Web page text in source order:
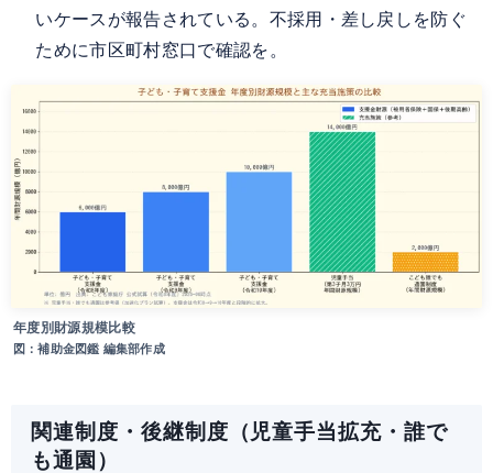
いケースが報告されている。不採用・差し戻しを防ぐ
ために市区町村窓口で確認を。
年度別財源規模比較
図：補助金図鑑 編集部作成
関連制度・後継制度（児童手当拡充・誰で
も通園）